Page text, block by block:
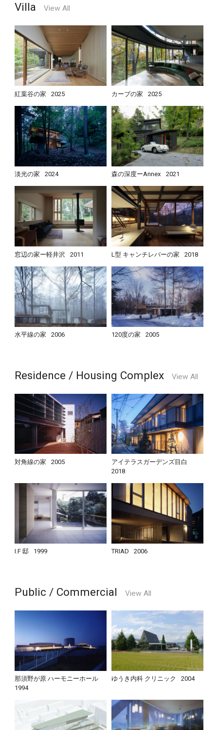
Villa View All
紅葉谷の家 2025 カーブの家 2025
淡光の家 2024 森の深度ーAnnex 2021
窓辺の家ー軽井沢 2011 L型 キャンチレバーの家 2018
水平線の家 2006 120度の家 2005
Residence / Housing Complex View All
対角線の家 2005
アイテラスガーデンズ目白
2018
I.F 邸 1999 TRIAD 2006
Public / Commercial View All
那須野が原 ハーモニーホール
1994
ゆうき内科 クリニック 2004